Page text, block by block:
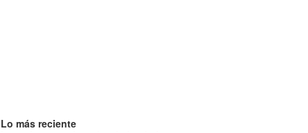
Lo más reciente